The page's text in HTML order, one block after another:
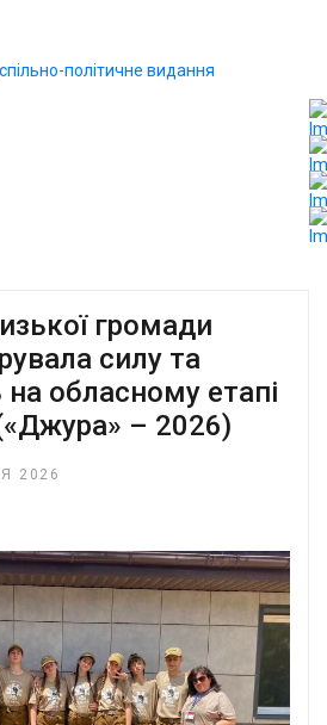
громади
силу та
на обласному етапі
– 2026)
2026